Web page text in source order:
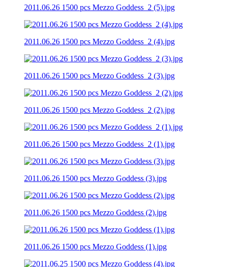
2011.06.26 1500 pcs Mezzo Goddess_2 (5).jpg
2011.06.26 1500 pcs Mezzo Goddess_2 (4).jpg
2011.06.26 1500 pcs Mezzo Goddess_2 (3).jpg
2011.06.26 1500 pcs Mezzo Goddess_2 (2).jpg
2011.06.26 1500 pcs Mezzo Goddess_2 (1).jpg
2011.06.26 1500 pcs Mezzo Goddess (3).jpg
2011.06.26 1500 pcs Mezzo Goddess (2).jpg
2011.06.26 1500 pcs Mezzo Goddess (1).jpg